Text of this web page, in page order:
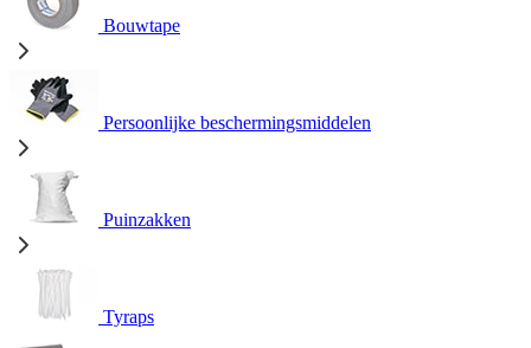
Bouwtape
Persoonlijke beschermingsmiddelen
Puinzakken
Tyraps